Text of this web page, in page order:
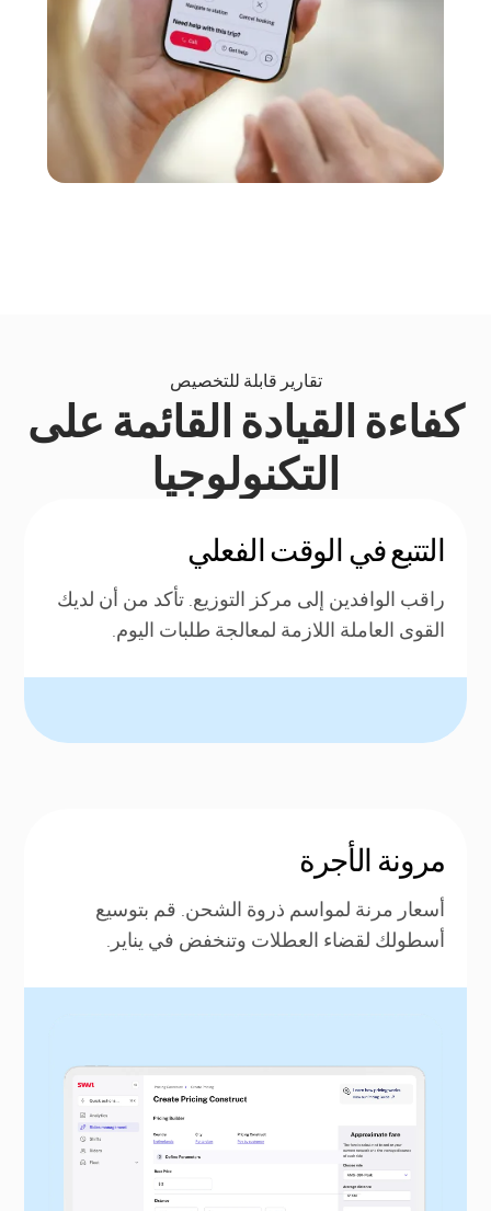
تقارير قابلة للتخصيص
كفاءة القيادة القائمة على
التكنولوجيا
التتبع في الوقت الفعلي
راقب الوافدين إلى مركز التوزيع. تأكد من أن لديك
القوى العاملة اللازمة لمعالجة طلبات اليوم.
مرونة الأجرة
أسعار مرنة لمواسم ذروة الشحن. قم بتوسيع
أسطولك لقضاء العطلات وتنخفض في يناير.